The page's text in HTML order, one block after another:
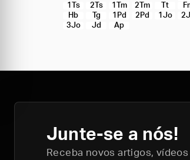
1Ts
2Ts 1Tm 2Tm Tt
Hb
Tg 1Pd 2Pd 1Jo
3Jo
Jd Ap
Junte-se a nós!
Receba novos artigos,